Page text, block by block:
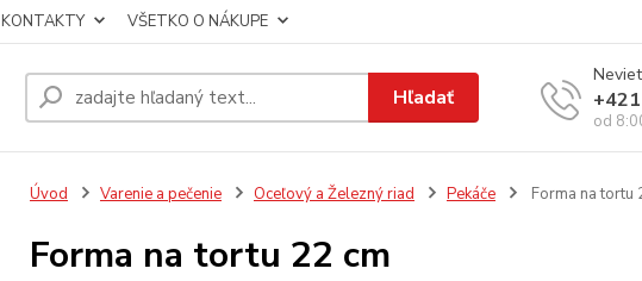
KONTAKTY VŠETKO O NÁKUPE
Hľadať
od
Úvod Varenie a pečenie Oceľový a Železný riad Pekáče Forma na tortu
Forma na tortu 22 cm